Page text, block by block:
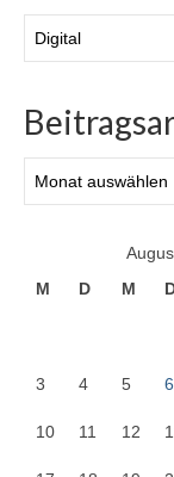
M
D M
3 4 5 6
10 11 12